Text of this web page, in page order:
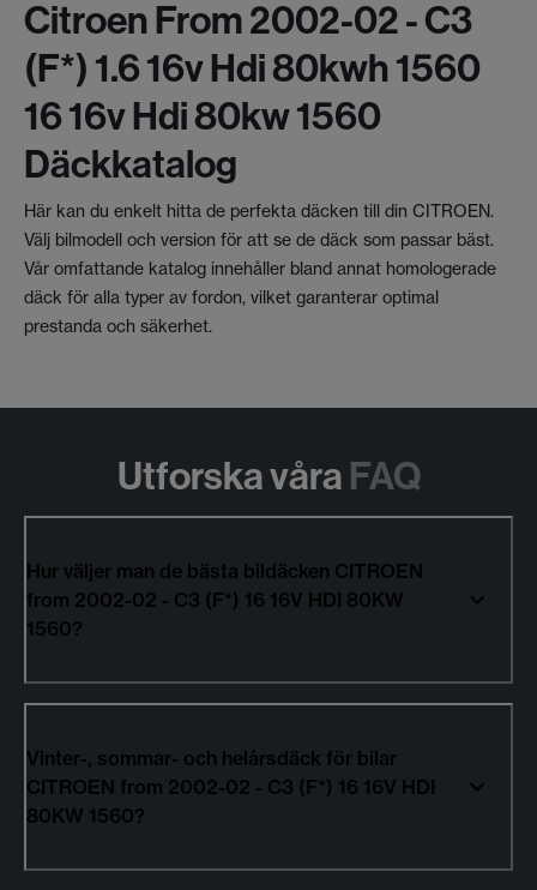
Citroen From 2002-02 - C3
(f*) 1.6 16v Hdi 80kwh 1560
16 16v Hdi 80kw 1560
Däckkatalog
Här kan du enkelt hitta de perfekta däcken till din CITROEN.
Välj bilmodell och version för att se de däck som passar bäst.
Vår omfattande katalog innehåller bland annat homologerade
däck för alla typer av fordon, vilket garanterar optimal
prestanda och säkerhet.
Utforska våra FAQ
Hur väljer man de bästa bildäcken CITROEN
from 2002-02 - C3 (F*) 16 16V HDI 80KW
1560?
Vinter-, sommar- och helårsdäck för bilar
CITROEN from 2002-02 - C3 (F*) 16 16V HDI
80KW 1560?